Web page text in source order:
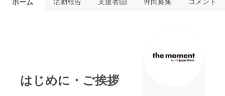
はじめに・ご挨拶